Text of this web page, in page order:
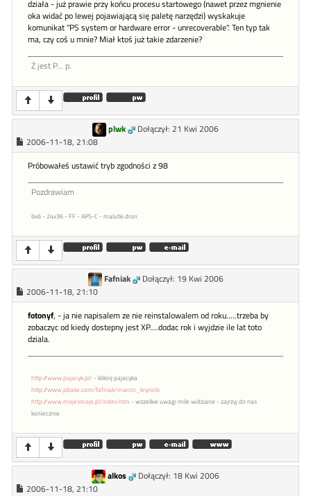
działa - już prawie przy końcu procesu startowego (nawet przez mgnienie
oka widać po lewej pojawiającą się paletę narzędzi) wyskakuje
komunikat "PS system or hardware error - unrecoverable". Ten typ tak
ma, czy coś u mnie? Miał ktoś już takie zdarzenie?
Ż jest P... p.
plwk
Dołączył: 21 Kwi 2006
2006-11-18, 21:08
Próbowałeś ustawić tryb zgodności z 98
Pozdrawiam
6x6 - 24x36 - FF - APS-C - malutki dron
Fafniak
Dołączył: 19 Kwi 2006
2006-11-18, 21:10
fotonyf, - ja nie napisalem ze nie reinstalowalem od roku.....trzeba by
zobaczyc od kiedy dostepny jest XP....dodac rok i wyjdzie ile lat toto
dziala.
http://www.pajacyk.pl/ - kliknij pajacyka
http://www.pbase.com/fafniak/marcin_krynicki
http://www.mojesmoje.pl/index.htm - wszelkie uwagi mile widziane - zajrzyj do nas
koniecznie
alkos
Dołączył: 18 Kwi 2006
2006-11-18, 21:10